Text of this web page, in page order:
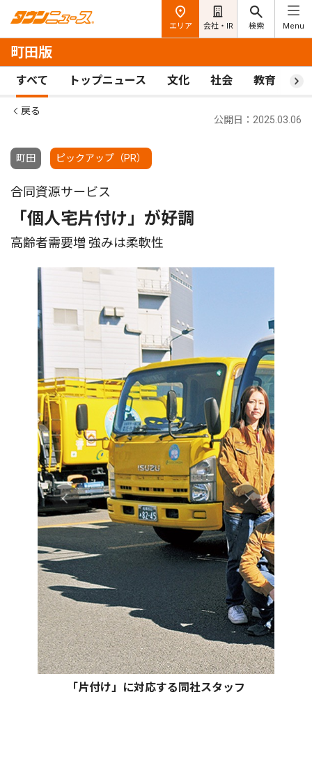
エリア 会社・IR 検索 Menu
町田版
すべて トップニュース 文化 社会 教育 ス
戻る
町田 ピックアップ（PR）
公開日：2025.03.06
合同資源サービス
「個人宅片付け」が好調
高齢者需要増 強みは柔軟性
「片付け」に対応する同社スタッフ